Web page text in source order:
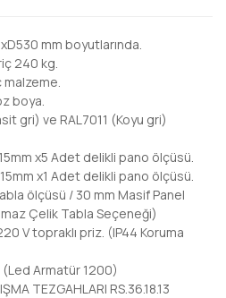
mm boyutlarında.
240 kg.
malzeme.
boya.
gri) ve RAL7011 (Koyu gri)
x5 Adet delikli pano ölçüsü.
x1 Adet delikli pano ölçüsü.
ölçüsü / 30 mm Masif Panel
Çelik Tabla Seçeneği)
V topraklı priz. (IP44 Koruma
(Led Armatür 1200)
TEZGAHLARI RS.36.18.13